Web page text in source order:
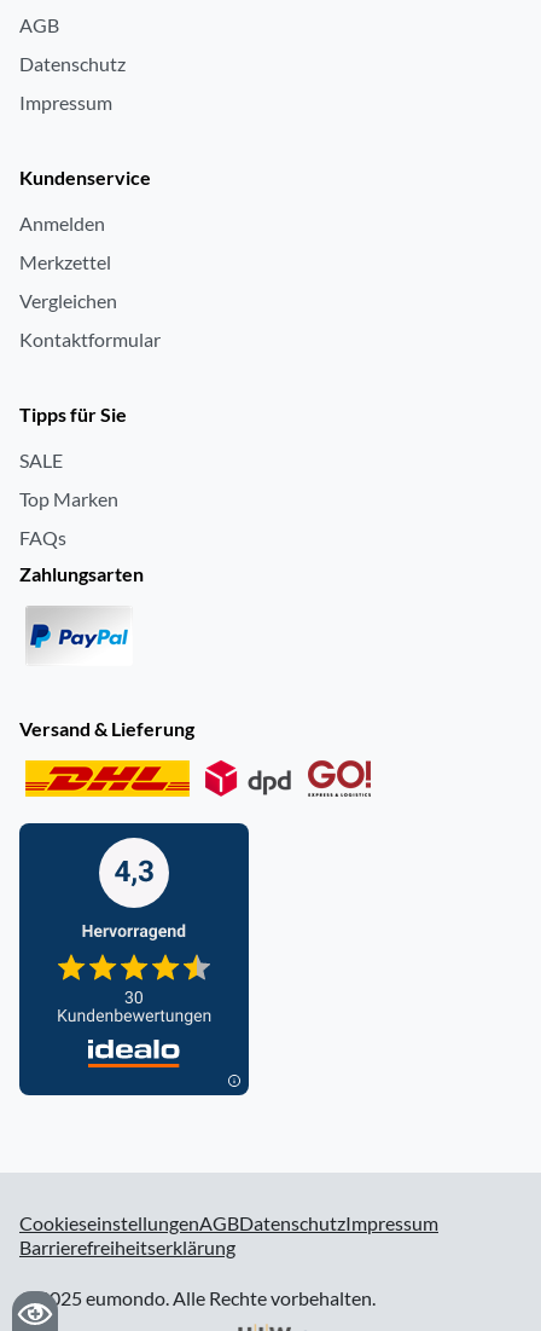
AGB
Datenschutz
Impressum
Kundenservice
Anmelden
Merkzettel
Vergleichen
Kontaktformular
Tipps für Sie
SALE
Top Marken
FAQs
Zahlungsarten
Versand & Lieferung
CookieseinstellungenAGBDatenschutzImpressum
Barrierefreiheitserklärung
© 2025 eumondo. Alle Rechte vorbehalten.